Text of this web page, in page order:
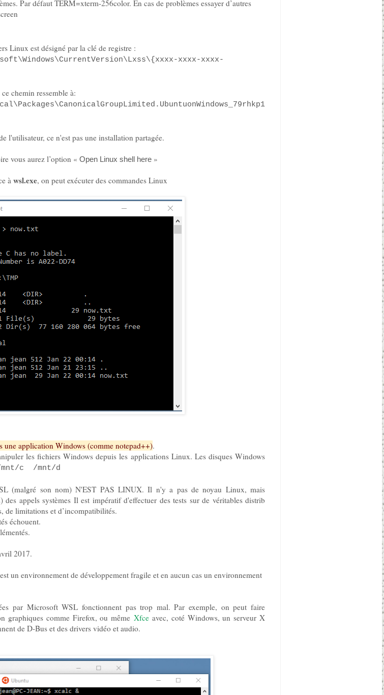
Par défaut TERM=xterm-256color. En cas de problèmes essayer d’autres
Linux est désigné par la clé de registre :
xxxx-xxxx-
chemin ressemble à:
l'utilisateur, ce n'est pas une installation partagée.
vous aurez l’option « Open Linux shell here »
à wsl.exe, on peut exécuter des commandes Linux
une application Windows (comme notepad++).
les fichiers Windows depuis les applications Linux. Les disques Windows
c /mnt/d
(malgré son nom) N'EST PAS LINUX. Il n'y a pas de noyau Linux, mais
appels systèmes Il est impératif d'effectuer des tests sur de véritables distrib
de limitations et d’incompatibilités.
échouent.
2017.
un environnement de développement fragile et en aucun cas un environnement
par Microsoft WSL fonctionnent pas trop mal. Par exemple, on peut faire
graphiques comme Firefox, ou même Xfce avec, coté Windows, un serveur X
de D-Bus et des drivers vidéo et audio.